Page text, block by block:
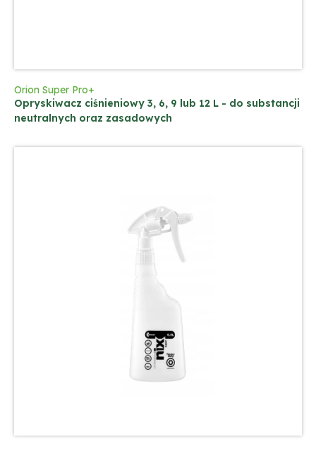
Orion Super Pro+
Opryskiwacz ciśnieniowy 3, 6, 9 lub 12 L - do substancji
neutralnych oraz zasadowych